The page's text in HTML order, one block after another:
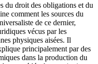
du droit des obligations et du
comment les sources du
de ce dernier,
vécus par les
physiques aisées. Il
principalement par des
dans la production du